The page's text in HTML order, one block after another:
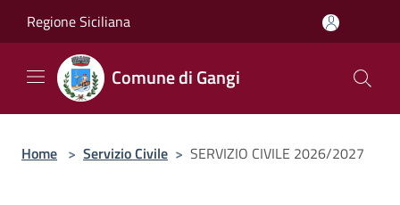
Regione Siciliana
Comune di Gangi
Home > Servizio Civile > SERVIZIO CIVILE 2026/2027